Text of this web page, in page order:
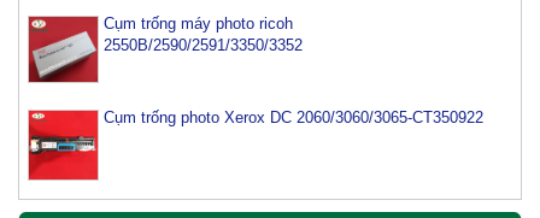
Cụm trống máy photo ricoh
2550B/2590/2591/3350/3352
Cụm trống photo Xerox DC 2060/3060/3065-CT350922